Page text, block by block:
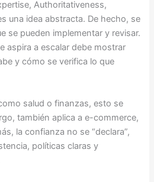
Authoritativeness,
una idea abstracta. De hecho, se
se pueden implementar y revisar.
aspira a escalar debe mostrar
y cómo se verifica lo que
salud o finanzas, esto se
también aplica a e-commerce,
la confianza no se “declara”,
políticas claras y